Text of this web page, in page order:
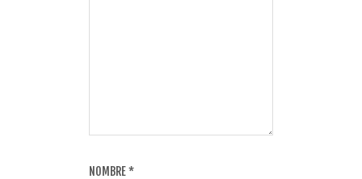
NOMBRE*